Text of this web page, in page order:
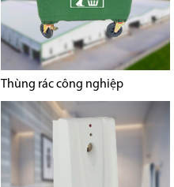
Thùng rác công nghiệp